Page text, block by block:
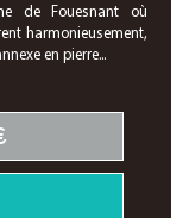
de Fouesnant où
harmonieusement,
en pierre...